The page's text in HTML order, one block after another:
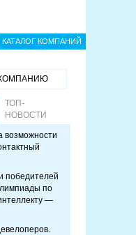
КАТАЛОГ КОМПАНИЙ
ТОП-
НОВОСТИ
победителей
по
—